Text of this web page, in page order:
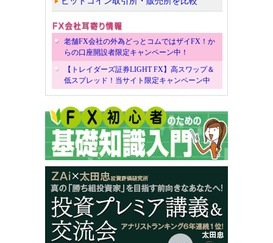
老舗FX会社の外為どっとコムではザイFX！か
らの口座開設者限定キャンペーン中！
【トレイダーズ証券LIGHT FX】高スワップ＆
低スプレッド！当サイト限定キャンペーン中